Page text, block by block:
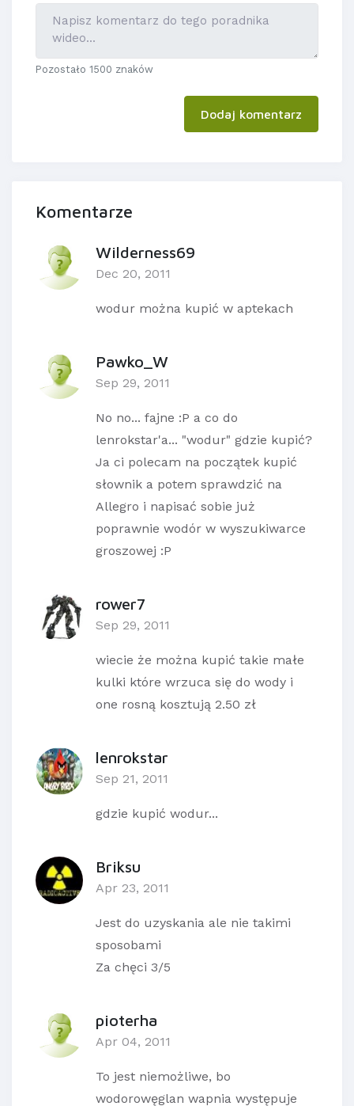
Pozostało 1500 znaków
Dodaj komentarz
Komentarze
Wilderness69
Dec 20, 2011
wodur można kupić w aptekach
Pawko_W
Sep 29, 2011
No no... fajne :P a co do
lenrokstar'a... "wodur" gdzie kupić?
Ja ci polecam na początek kupić
słownik a potem sprawdzić na
Allegro i napisać sobie już
poprawnie wodór w wyszukiwarce
groszowej :P
rower7
Sep 29, 2011
wiecie że można kupić takie małe
kulki które wrzuca się do wody i
one rosną kosztują 2.50 zł
lenrokstar
Sep 21, 2011
gdzie kupić wodur...
Briksu
Apr 23, 2011
Jest do uzyskania ale nie takimi
sposobami
Za chęci 3/5
pioterha
Apr 04, 2011
To jest niemożliwe, bo
wodorowęglan wapnia występuje